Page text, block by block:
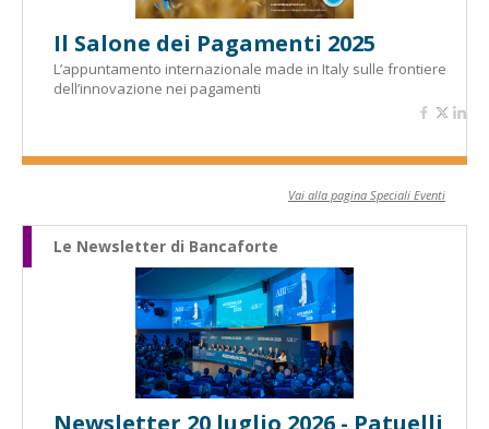
Il Salone dei Pagamenti 2025
L’appuntamento internazionale made in Italy sulle frontiere
dell’innovazione nei pagamenti
Vai alla pagina Speciali Eventi
Le Newsletter di Bancaforte
Newsletter 20 luglio 2026 - Patuelli